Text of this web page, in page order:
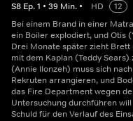
S8 Ep.1 • 39 Min. • HD
12
Bei einem Brand in einer
ein Boiler explodiert, und Otis
Drei Monate später zieht
mit dem Kaplan (Teddy
(Annie Ilonzeh) muss sich
Rekruten arrangieren, und
das Fire Department wegen
Untersuchung durchführen
Schuld für den Verlauf des